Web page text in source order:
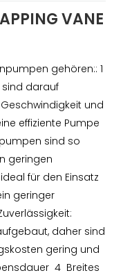
VANE
gehören:: 1
sind darauf
und
effiziente Pumpe
sind so
geringen
für den Einsatz
geringer
daher sind
gering und
4 Breites